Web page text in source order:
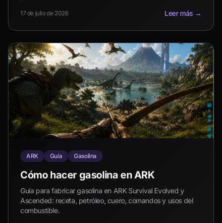
17 de julio de 2026 Leer más →
ARK Guía Gasolina
Cómo hacer gasolina en ARK
Guía para fabricar gasolina en ARK Survival Evolved y
Ascended: receta, petróleo, cuero, comandos y usos del
combustible.